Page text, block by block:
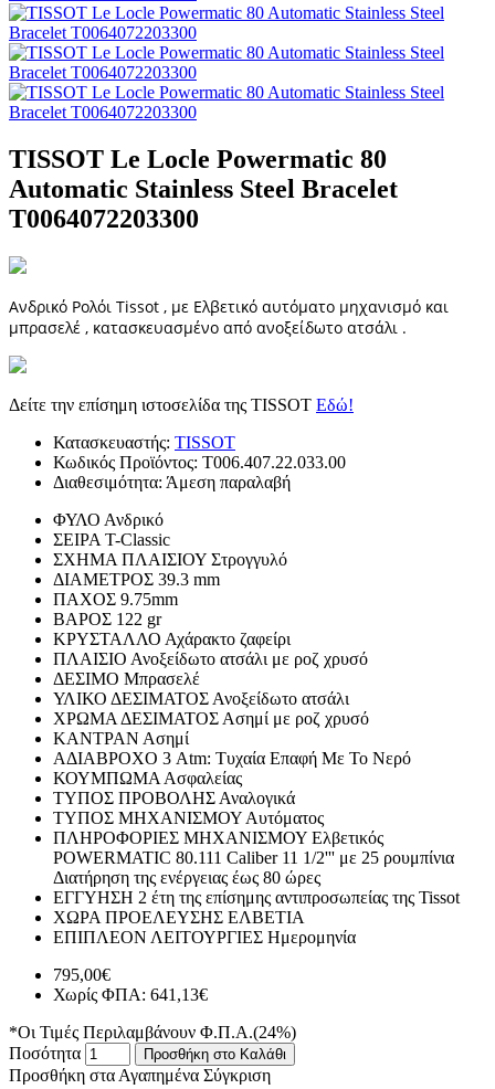
TISSOT Le Locle Powermatic 80
Automatic Stainless Steel Bracelet
T0064072203300
Ανδρικό Ρολόι Tissot , με Ελβετικό αυτόματο μηχανισμό και
μπρασελέ , κατασκευασμένο από ανοξείδωτο ατσάλι .
Δείτε την επίσημη ιστοσελίδα της TISSOT Εδώ!
Κατασκευαστής: TISSOT
Κωδικός Προϊόντος: T006.407.22.033.00
Διαθεσιμότητα: Άμεση παραλαβή
ΦΥΛΟ Ανδρικό
ΣΕΙΡΑ T-Classic
ΣΧΗΜΑ ΠΛΑΙΣΙΟΥ Στρογγυλό
ΔΙΑΜΕΤΡΟΣ 39.3 mm
ΠΑΧΟΣ 9.75mm
ΒΑΡΟΣ 122 gr
ΚΡΥΣΤΑΛΛΟ Αχάρακτο ζαφείρι
ΠΛΑΙΣΙΟ Ανοξείδωτο ατσάλι με ροζ χρυσό
ΔΕΣΙΜΟ Μπρασελέ
ΥΛΙΚΟ ΔΕΣΙΜΑΤΟΣ Ανοξείδωτο ατσάλι
ΧΡΩΜΑ ΔΕΣΙΜΑΤΟΣ Ασημί με ροζ χρυσό
ΚΑΝΤΡΑΝ Ασημί
ΑΔΙΑΒΡΟΧΟ 3 Atm: Τυχαία Επαφή Με Το Νερό
ΚΟΥΜΠΩΜΑ Ασφαλείας
ΤΥΠΟΣ ΠΡΟΒΟΛΗΣ Αναλογικά
ΤΥΠΟΣ ΜΗΧΑΝΙΣΜΟΥ Αυτόματος
ΠΛΗΡΟΦΟΡΙΕΣ ΜΗΧΑΝΙΣΜΟΥ Ελβετικός
POWERMATIC 80.111 Caliber 11 1/2''' με 25 ρουμπίνια
Διατήρηση της ενέργειας έως 80 ώρες
ΕΓΓΥΗΣΗ 2 έτη της επίσημης αντιπροσωπείας της Tissot
ΧΩΡΑ ΠΡΟΕΛΕΥΣΗΣ ΕΛΒΕΤΙΑ
ΕΠΙΠΛΕΟΝ ΛΕΙΤΟΥΡΓΙΕΣ Ημερομηνία
795,00€
Χωρίς ΦΠΑ: 641,13€
*Οι Τιμές Περιλαμβάνουν Φ.Π.Α.(24%)
Ποσότητα
Προσθήκη στο Καλάθι
Προσθήκη στα Αγαπημένα Σύγκριση